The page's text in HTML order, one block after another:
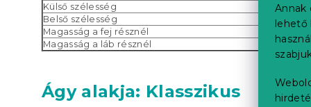
Annak
lehető
Külső szélesség
Belső szélesség
Magasság a fej résznél
Magasság a láb résznél
Ágy alakja: Klasszikus